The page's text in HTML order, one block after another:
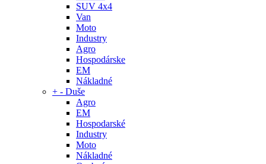
SUV 4x4
Van
Moto
Industry
Agro
Hospodárske
EM
Nákladné
+ - Duše
Agro
EM
Hospodarské
Industry
Moto
Nákladné